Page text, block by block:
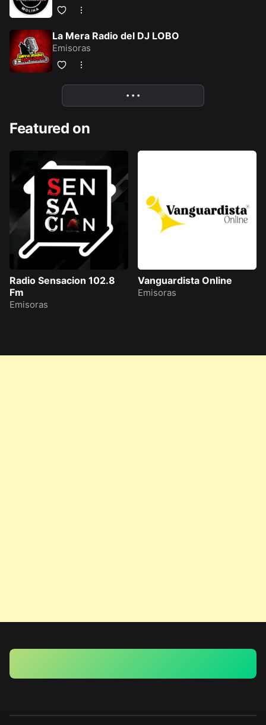
La Mera Radio del DJ LOBO
Emisoras
• • •
Featured on
Radio Sensacion 102.8
Fm
Emisoras
Vanguardista Online
Emisoras